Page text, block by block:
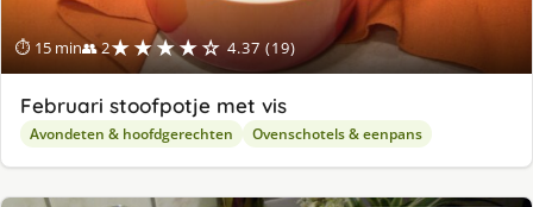
⏱ 15 min👥 2★★★★☆ 4.37 (19)
Februari stoofpotje met vis
Avondeten & hoofdgerechten Ovenschotels & eenpans